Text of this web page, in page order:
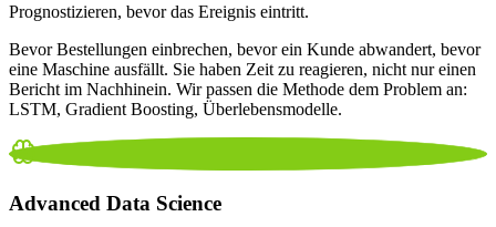
Prognostizieren, bevor das Ereignis eintritt.
Bevor Bestellungen einbrechen, bevor ein Kunde abwandert, bevor
eine Maschine ausfällt. Sie haben Zeit zu reagieren, nicht nur einen
Bericht im Nachhinein. Wir passen die Methode dem Problem an:
LSTM, Gradient Boosting, Überlebensmodelle.
Advanced Data Science